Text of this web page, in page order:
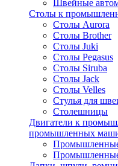
Швейные
Столы к
Столы Aurora
Столы Brother
Столы Juki
Столы Pegasus
Столы Siruba
Столы Jack
Столы Velles
Стулья для
Столешницы
Двигатели к
промышленных